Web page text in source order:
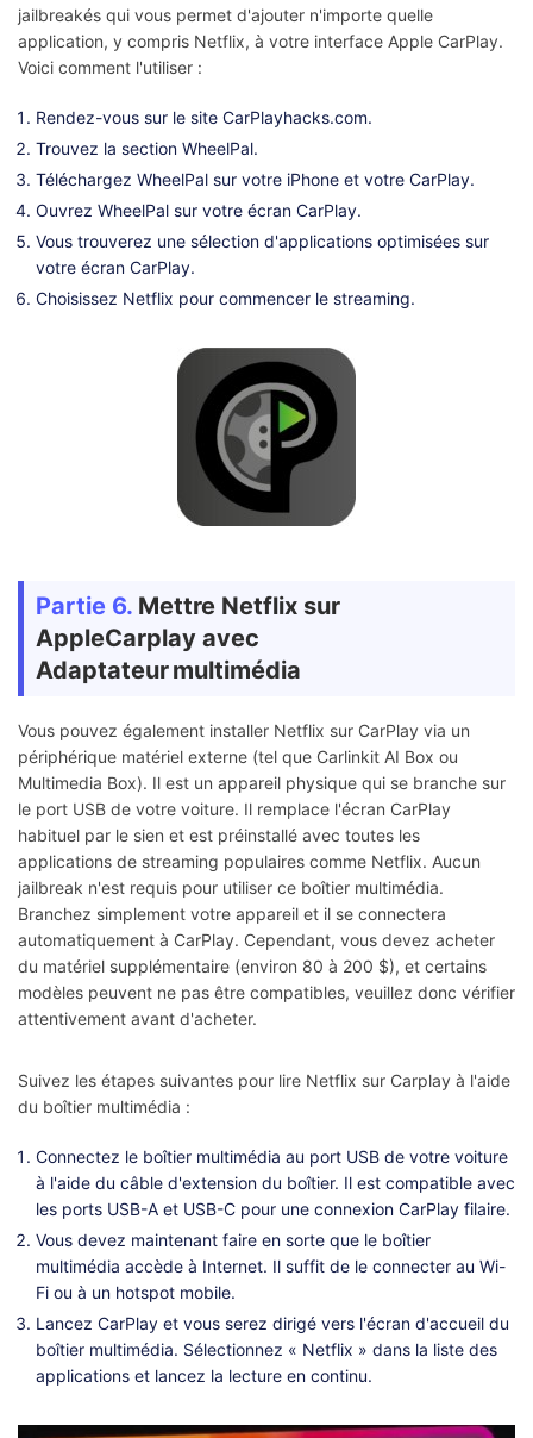
jailbreakés qui vous permet d'ajouter n'importe quelle
application, y compris Netflix, à votre interface Apple CarPlay.
Voici comment l'utiliser :
Rendez-vous sur le site CarPlayhacks.com.
Trouvez la section WheelPal.
Téléchargez WheelPal sur votre iPhone et votre CarPlay.
Ouvrez WheelPal sur votre écran CarPlay.
Vous trouverez une sélection d'applications optimisées sur
votre écran CarPlay.
Choisissez Netflix pour commencer le streaming.
Partie 6. Mettre Netflix sur
AppleCarplay avec
Adaptateur multimédia
Vous pouvez également installer Netflix sur CarPlay via un
périphérique matériel externe (tel que Carlinkit AI Box ou
Multimedia Box). Il est un appareil physique qui se branche sur
le port USB de votre voiture. Il remplace l'écran CarPlay
habituel par le sien et est préinstallé avec toutes les
applications de streaming populaires comme Netflix. Aucun
jailbreak n'est requis pour utiliser ce boîtier multimédia.
Branchez simplement votre appareil et il se connectera
automatiquement à CarPlay. Cependant, vous devez acheter
du matériel supplémentaire (environ 80 à 200 $), et certains
modèles peuvent ne pas être compatibles, veuillez donc vérifier
attentivement avant d'acheter.
Suivez les étapes suivantes pour lire Netflix sur Carplay à l'aide
du boîtier multimédia :
Connectez le boîtier multimédia au port USB de votre voiture
à l'aide du câble d'extension du boîtier. Il est compatible avec
les ports USB-A et USB-C pour une connexion CarPlay filaire.
Vous devez maintenant faire en sorte que le boîtier
multimédia accède à Internet. Il suffit de le connecter au Wi-
Fi ou à un hotspot mobile.
Lancez CarPlay et vous serez dirigé vers l'écran d'accueil du
boîtier multimédia. Sélectionnez « Netflix » dans la liste des
applications et lancez la lecture en continu.